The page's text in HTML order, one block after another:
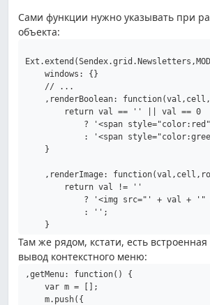
Сами функции нужно указывать при
объекта:
    windows: {}
    // ...
,renderBoolean:
        return val == '' || val == 0
? '<span
: '<span
    }
,renderImage:
        return val != ''
? '<img src="' + val + '"
            : '';
Там же рядом, кстати, есть
вывод контекстного меню:
,getMenu: function() {
    var m = [];
    m.push({